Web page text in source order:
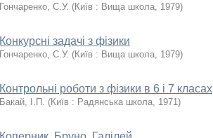
Гончаренко, С.У. (Київ : Вища школа, 1979)
Конкурсні задачі з фізики
Гончаренко, С.У. (Київ : Вища школа, 1979)
Контрольні роботи з фізики в 6 і 7 класах
Бакай, І.П. (Київ : Радянська школа, 1971)